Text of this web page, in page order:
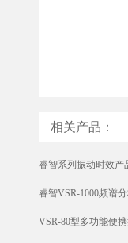
相关产品：
睿智系列振动时效产
睿智VSR-1000频谱
VSR-80型多功能便